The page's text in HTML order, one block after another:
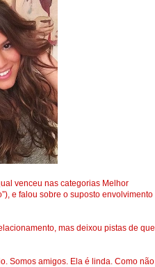
venceu nas categorias Melhor
e falou sobre o suposto envolvimento
mas deixou pistas de que
Somos amigos. Ela é linda. Como não